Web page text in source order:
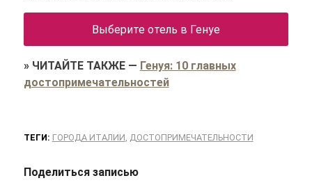
Выберите отель в Генуе
» ЧИТАЙТЕ ТАКЖЕ— Генуя: 10 главных
достопримечательностей
ТЕГИ: ГОРОДА ИТАЛИИ ДОСТОПРИМЕЧАТЕЛЬНОСТИ
Поделиться записью